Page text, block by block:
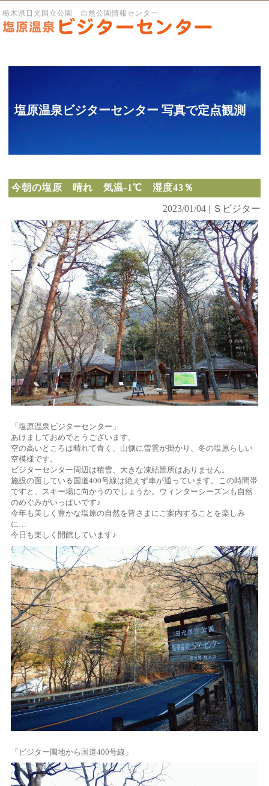
栃木県日光国立公園 自然公園情報センター
塩原温泉ビジターセンター 写真で定点観測
今朝の塩原 晴れ 気温-1℃ 湿度43％
2023/01/04 | Ｓビジター
「塩原温泉ビジターセンター」
あけましておめでとうございます。
空の高いところは晴れて青く、山側に雪雲が掛かり、冬の塩原らしい
空模様です。
ビジターセンター周辺は積雪、大きな凍結箇所はありません。
施設の面している国道400号線は絶えず車が通っています。この時間帯
ですと、スキー場に向かうのでしょうか。ウィンターシーズンも自然
のめぐみがいっぱいです♪
今年も美しく豊かな塩原の自然を皆さまにご案内することを楽しみ
に…
今日も楽しく開館しています♪
「ビジター園地から国道400号線」